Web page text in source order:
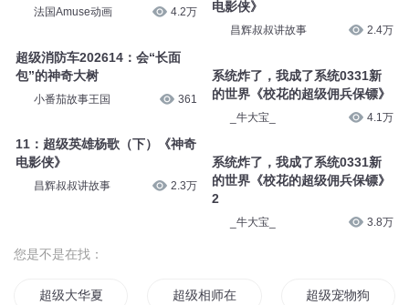
法国Amuse动画 4.2万
超级消防车202614：会“长面
包”的神奇大树
小番茄故事王国 361
11：超级英雄杨歌（下）《神奇
电影侠》
昌辉叔叔讲故事 2.3万
电影侠》
昌辉叔叔讲故事 2.4万
系统炸了，我成了系统0331新
的世界《校花的超级佣兵保镖》
_牛大宝_ 4.1万
系统炸了，我成了系统0331新
的世界《校花的超级佣兵保镖》
2
_牛大宝_ 3.8万
您是不是在找：
超级大华夏 超级相师在花都 超级宠物狗